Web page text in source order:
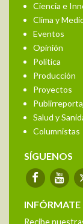
Ciencia e
Clima y
Eventos
Opinión
Política
Producción
Proyectos
Salud y
Columnistas
SÍGUENOS
INFÓRMATE
Recibe